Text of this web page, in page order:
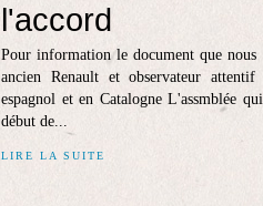
l'accord
Pour information le document que
ancien Renault et observateur
espagnol et en Catalogne L'assmblée
début de...
LIRE LA SUITE